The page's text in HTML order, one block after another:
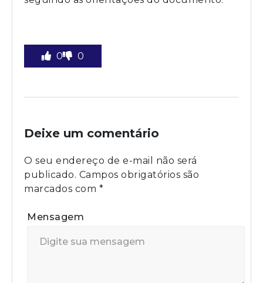
0 0
Deixe um comentário
O seu endereço de e-mail não será
publicado. Campos obrigatórios são
marcados com *
Mensagem